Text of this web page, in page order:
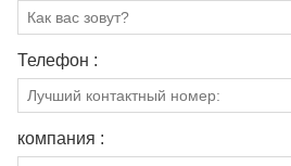
Телефон :
компания :